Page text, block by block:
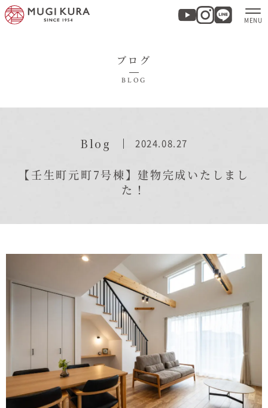
商品紹介
ニュース
イベント
オーナー様Q&A
ブログ
BLOG
Blog 2024.08.27
【壬生町元町7号棟】建物完成いたしまし
た！